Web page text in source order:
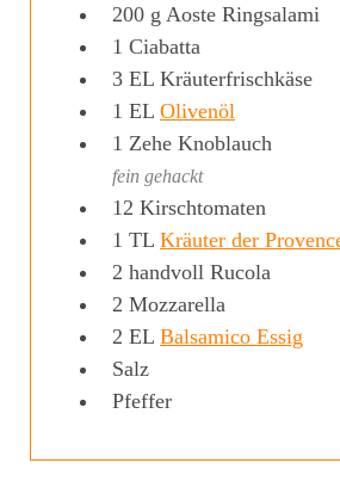
200 g Aoste Ringsalami
1 Ciabatta
3 EL Kräuterfrischkäse
1 EL Olivenöl
1 Zehe Knoblauch
fein gehackt
12 Kirschtomaten
1 TL Kräuter der
2 handvoll Rucola
2 Mozzarella
2 EL Balsamico Essig
Salz
Pfeffer